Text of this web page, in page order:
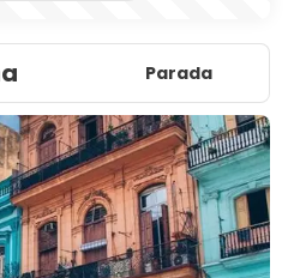
Parada